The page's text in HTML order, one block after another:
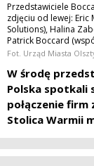
Przedstawiciele
zdjęciu od lewej:
Solutions), Halina
Patrick Boccard
Fot. Urząd Miasta
W środę
Polska spotkali
połączenie
Stolica Warmii